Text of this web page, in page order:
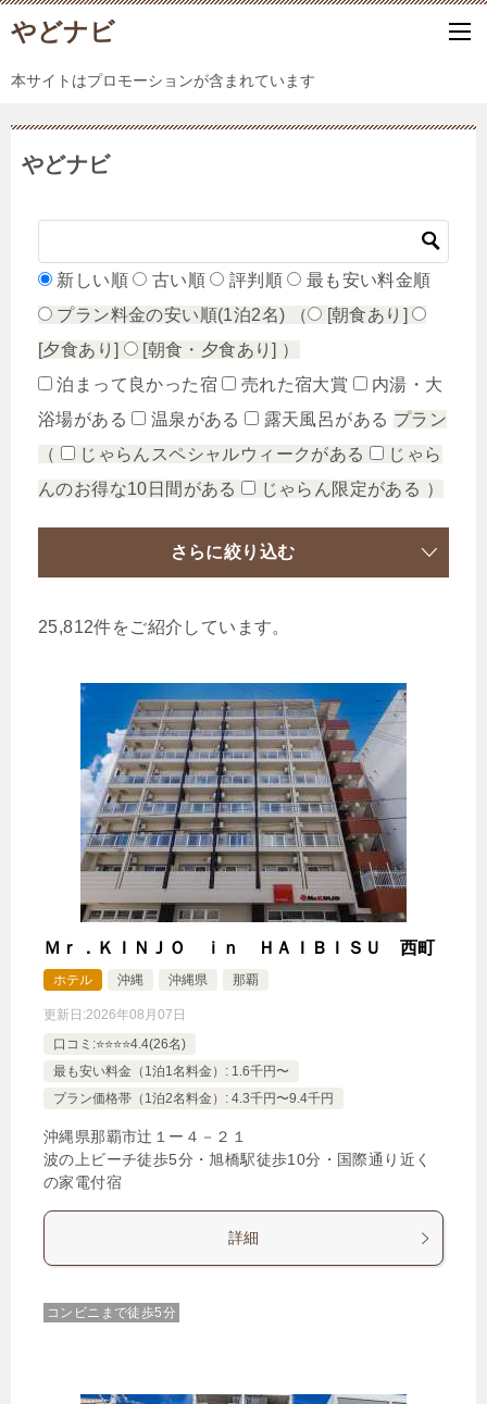
やどナビ
本サイトはプロモーションが含まれています
やどナビ
新しい順 古い順 評判順
最も安い料金順
プラン料金の安い順(1泊2名)
（
[朝食あり]
[夕食あり]
[朝食・夕食あり] ）
泊まって良かった宿
売れた宿大賞
内湯・大
浴場がある
温泉がある 露天風呂がある プラン
（
じゃらんスペシャルウィークがある
じゃら
んのお得な10日間がある
じゃらん限定がある ）
さらに絞り込む
25,812件をご紹介しています。
Ｍｒ．ＫＩＮＪＯ ｉｎ ＨＡＩＢＩＳＵ 西町
ホテル 沖縄 沖縄県 那覇
更新日:2026年08月07日
口コミ:⭐️⭐️⭐️⭐️4.4(26名)
最も安い料金（1泊1名料金）: 1.6千円〜
プラン価格帯（1泊2名料金）: 4.3千円〜9.4千円
沖縄県那覇市辻１ー４－２１
波の上ビーチ徒歩5分・旭橋駅徒歩10分・国際通り近く
の家電付宿
詳細
コンビニまで徒歩5分